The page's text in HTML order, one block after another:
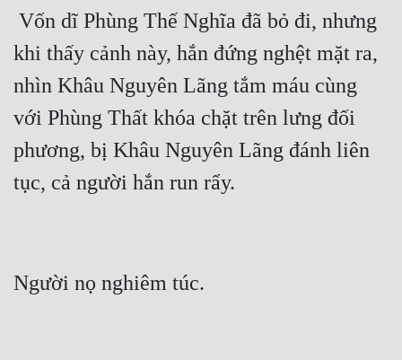
Truyện ngắn
Xa Lộ Dịch
Cung Đấu
Cạnh Kỹ
Cổ Tiên Hiệp
Dã Sử
khi thấy cảnh này, hắn đứng nghệt mặt ra,
nhìn Khâu Nguyên Lãng tắm máu cùng
với Phùng Thất khóa chặt trên lưng đối
phương, bị Khâu Nguyên Lãng đánh liên